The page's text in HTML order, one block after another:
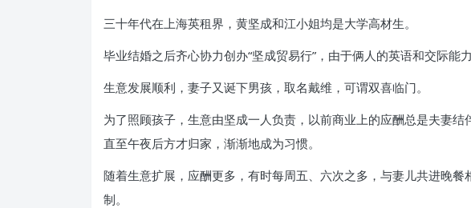
三十年代在上海英租界，黄坚成和江小姐均是大学高材生。
毕业结婚之后齐心协力创办“坚成贸易行”，由于俩人的英语和交际能
生意发展顺利，妻子又诞下男孩，取名戴维，可谓双喜临门。
为了照顾孩子，生意由坚成一人负责，以前商业上的应酬总是夫妻
直至午夜后方才归家，渐渐地成为习惯。
随着生意扩展，应酬更多，有时每周五、六次之多，与妻儿共进晚
制。